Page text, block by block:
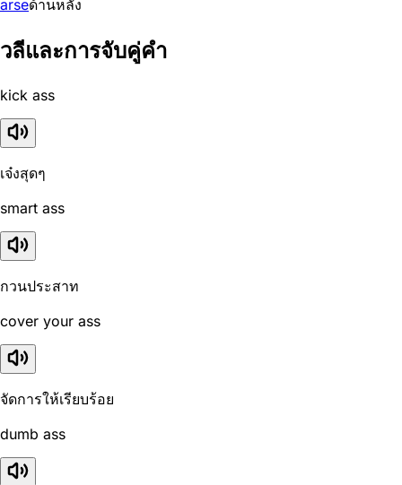
arseด้านหลัง
วลีและการจับคู่คำ
kick ass
เจ๋งสุดๆ
smart ass
กวนประสาท
cover your ass
จัดการให้เรียบร้อย
dumb ass